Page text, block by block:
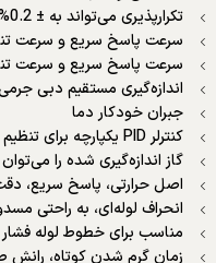
تکرارپذیری می‌تواند به ± 0.2% F.S برسد.
سرعت پاسخ سریع و سرعت
سرعت پاسخ سریع و سرعت
اندازه‌گیری مستقیم دبی
جبران خودکار دما
کنترلر PID یکپارچه برای تنظیم دبی جریان
گاز اندازه‌گیری شده را
اصل حرارتی، پاسخ سریع،
انحراف لوله‌ای، به راحتی
مناسب برای خطوط لوله فشار
زمان گرم شدن کوتاه، رانش